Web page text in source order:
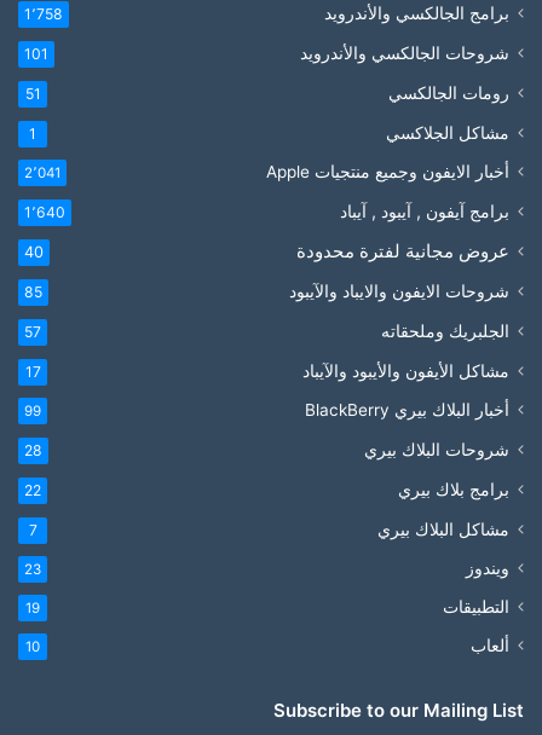
برامج الجالكسي والأندرويد 1٬758
شروحات الجالكسي والأندرويد 101
رومات الجالكسي 51
مشاكل الجلاكسي 1
أخبار الايفون وجميع منتجيات Apple 2٬041
برامج آيفون , آيبود , آيباد 1٬640
عروض مجانية لفترة محدودة 40
شروحات الايفون والايباد والآيبود 85
الجلبريك وملحقاته 57
مشاكل الأيفون والأيبود والآيباد 17
أخبار البلاك بيري BlackBerry 99
شروحات البلاك بيري 28
برامج بلاك بيري 22
مشاكل البلاك بيري 7
ويندوز 23
التطبيقات 19
ألعاب 10
Subscribe to our Mailing List